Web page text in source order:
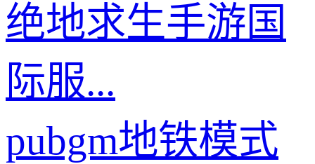
绝地求生手游国
际服...
pubgm地铁模式